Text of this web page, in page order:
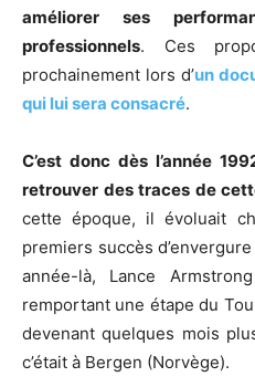
améliorer ses
professionnels. Ces
prochainement lors d’un
qui lui sera consacré.
C’est donc dès l’année
retrouver des traces de
cette époque, il évoluait
premiers succès
année-là, Lance
remportant une étape du
devenant quelques mois
c’était à Bergen (Norvège).